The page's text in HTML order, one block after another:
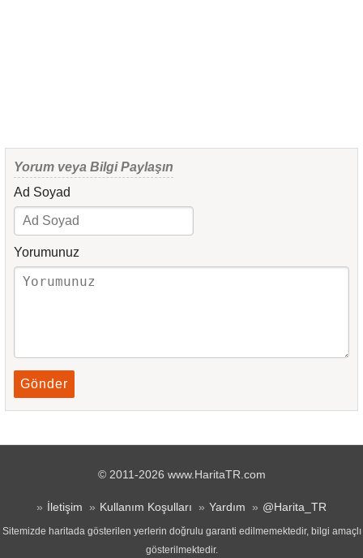
Yorum veya Bilgi Paylaşın
Ad Soyad
Yorumunuz
Gönder
© 2011-2026 www.HaritaTR.com
İletişim Kullanım Koşulları Yardım @Harita_TR
Sitemizde haritada gösterilen yerlerin doğrulu garanti edilmemektedir, bilgi amaçlı
gösterilmektedir.